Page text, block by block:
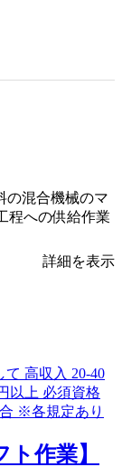
混合機械のマ
程への供給作業
詳細を表示
作業】